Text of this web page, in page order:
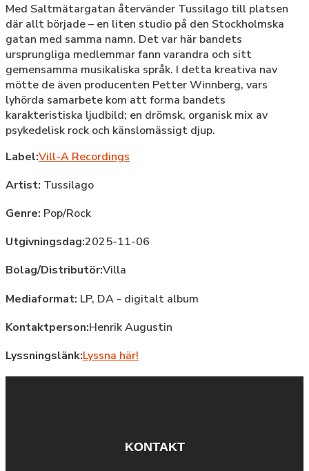
Med Saltmätargatan återvänder Tussilago till platsen
där allt började – en liten studio på den Stockholmska
gatan med samma namn. Det var här bandets
ursprungliga medlemmar fann varandra och sitt
gemensamma musikaliska språk. I detta kreativa nav
mötte de även producenten Petter Winnberg, vars
lyhörda samarbete kom att forma bandets
karakteristiska ljudbild; en drömsk, organisk mix av
psykedelisk rock och känslomässigt djup.
Label:Vill-A Recordings
Artist: Tussilago
Genre: Pop/Rock
Utgivningsdag:2025-11-06
Bolag/Distributör:Villa
Mediaformat: LP, DA - digitalt album
Kontaktperson:Henrik Augustin
Lyssningslänk:Lyssna här!
KONTAKT